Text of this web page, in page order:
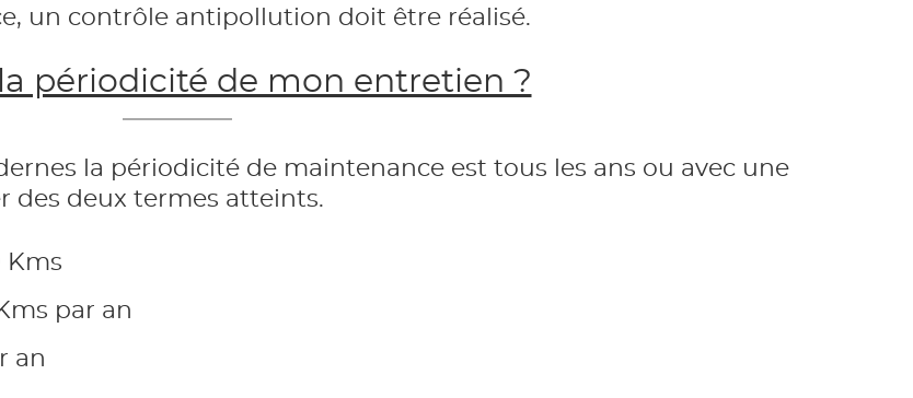
un contrôle antipollution doit être réalisé.
périodicité de mon entretien ?
la périodicité de maintenance est tous les ans ou avec une
des deux termes atteints.
Kms
par an
an